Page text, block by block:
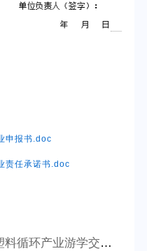
申报书.doc
责任承诺书.doc
业游学交流活动安排的通知